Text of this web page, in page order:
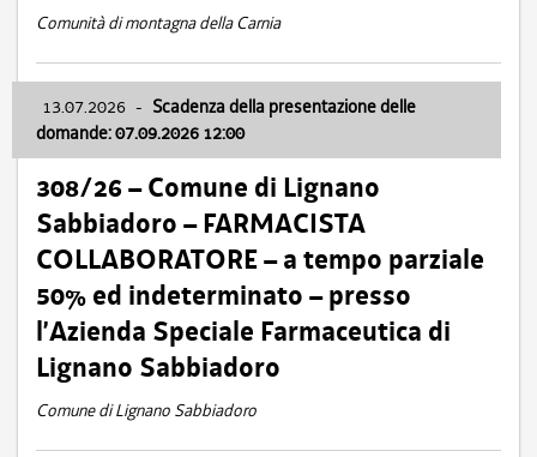
Comunità di montagna della Carnia
13.07.2026 - Scadenza della presentazione delle
domande: 07.09.2026 12:00
308/26 – Comune di Lignano
Sabbiadoro – FARMACISTA
COLLABORATORE – a tempo parziale
50% ed indeterminato – presso
l’Azienda Speciale Farmaceutica di
Lignano Sabbiadoro
Comune di Lignano Sabbiadoro